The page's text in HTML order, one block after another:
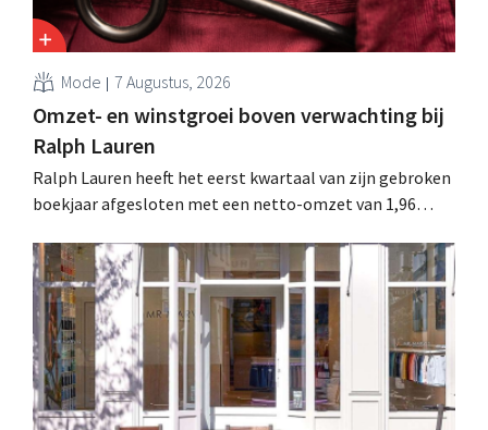
Mode 7 Augustus, 2026
Omzet- en winstgroei boven verwachting bij
Ralph Lauren
Ralph Lauren heeft het eerst kwartaal van zijn gebroken
boekjaar afgesloten met een netto-omzet van 1,96
is dan een jaar eerder. Na die beter dan verwachte start
verhoogt het bedrijf ook zijn vooruitzichten voor het
volledige boekjaar.